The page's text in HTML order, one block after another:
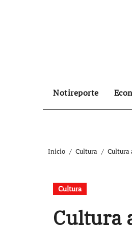
Notireporte
Inicio Cultura Cultura
Cultura
Cultura